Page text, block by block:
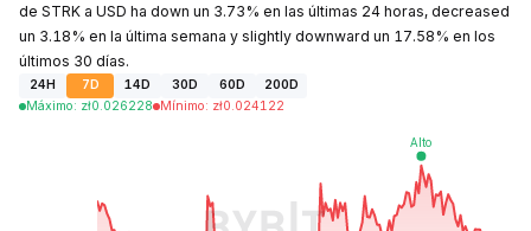
de STRK a USD ha down un 3.73% en las últimas 24 horas, decreased
un 3.18% en la última semana y slightly downward un 17.58% en los
últimos 30 días.
24H 7D 14D 30D 60D
200D
Máximo: zł0.026228 Mínimo: zł0.024122